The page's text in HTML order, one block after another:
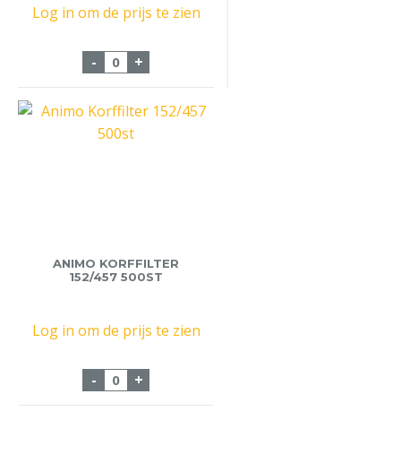
Log in om de prijs te zien
- Bierglasreiniger Blokjes 75 stuks aantal
+
ANIMO KORFFILTER
152/457 500ST
Log in om de prijs te zien
- Animo Korffilter 152/457 500st aantal
+